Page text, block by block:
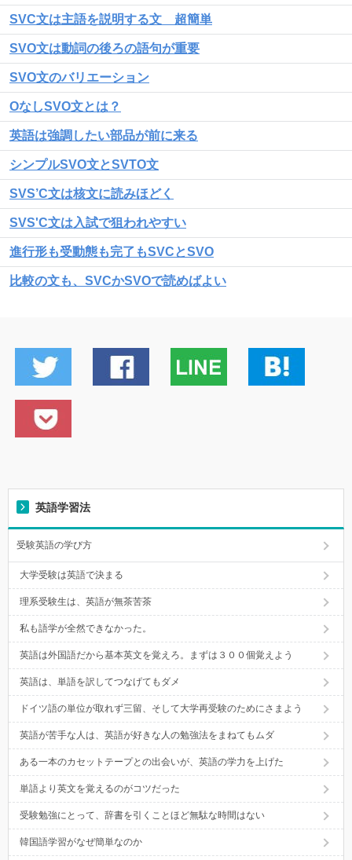
SVC文は主語を説明する文 超簡単
SVO文は動詞の後ろの語句が重要
SVO文のバリエーション
OなしSVO文とは？
英語は強調したい部品が前に来る
シンプルSVO文とSVTO文
SVS’C文は核文に読みほどく
SVS'C文は入試で狙われやすい
進行形も受動態も完了もSVCとSVO
比較の文も、SVCかSVOで読めばよい
英語学習法
受験英語の学び方
大学受験は英語で決まる
理系受験生は、英語が無茶苦茶
私も語学が全然できなかった。
英語は外国語だから基本英文を覚えろ。まずは３００個覚えよう
英語は、単語を訳してつなげてもダメ
ドイツ語の単位が取れず三留、そして大学再受験のためにさまよう
英語が苦手な人は、英語が好きな人の勉強法をまねてもムダ
ある一本のカセットテープとの出会いが、英語の学力を上げた
単語より英文を覚えるのがコツだった
受験勉強にとって、辞書を引くことほど無駄な時間はない
韓国語学習がなぜ簡単なのか